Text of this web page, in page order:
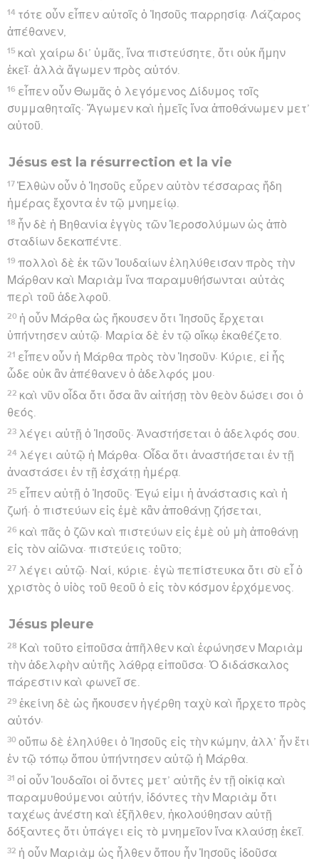
14 τότε οὖν εἶπεν αὐτοῖς ὁ Ἰησοῦς παρρησίᾳ· Λάζαρος
ἀπέθανεν,
15 καὶ χαίρω δι’ ὑμᾶς, ἵνα πιστεύσητε, ὅτι οὐκ ἤμην
ἐκεῖ· ἀλλὰ ἄγωμεν πρὸς αὐτόν.
16 εἶπεν οὖν Θωμᾶς ὁ λεγόμενος Δίδυμος τοῖς
συμμαθηταῖς· Ἄγωμεν καὶ ἡμεῖς ἵνα ἀποθάνωμεν μετ’
αὐτοῦ.
Jésus est la résurrection et la vie
17 Ἐλθὼν οὖν ὁ Ἰησοῦς εὗρεν αὐτὸν τέσσαρας ἤδη
ἡμέρας ἔχοντα ἐν τῷ μνημείῳ.
18 ἦν δὲ ἡ Βηθανία ἐγγὺς τῶν Ἱεροσολύμων ὡς ἀπὸ
σταδίων δεκαπέντε.
19 πολλοὶ δὲ ἐκ τῶν Ἰουδαίων ἐληλύθεισαν πρὸς τὴν
Μάρθαν καὶ Μαριὰμ ἵνα παραμυθήσωνται αὐτὰς
περὶ τοῦ ἀδελφοῦ.
20 ἡ οὖν Μάρθα ὡς ἤκουσεν ὅτι Ἰησοῦς ἔρχεται
ὑπήντησεν αὐτῷ· Μαρία δὲ ἐν τῷ οἴκῳ ἐκαθέζετο.
21 εἶπεν οὖν ἡ Μάρθα πρὸς τὸν Ἰησοῦν· Κύριε, εἰ ἦς
ὧδε οὐκ ἂν ἀπέθανεν ὁ ἀδελφός μου·
22 καὶ νῦν οἶδα ὅτι ὅσα ἂν αἰτήσῃ τὸν θεὸν δώσει σοι ὁ
θεός.
23 λέγει αὐτῇ ὁ Ἰησοῦς· Ἀναστήσεται ὁ ἀδελφός σου.
24 λέγει αὐτῷ ἡ Μάρθα· Οἶδα ὅτι ἀναστήσεται ἐν τῇ
ἀναστάσει ἐν τῇ ἐσχάτῃ ἡμέρᾳ.
25 εἶπεν αὐτῇ ὁ Ἰησοῦς· Ἐγώ εἰμι ἡ ἀνάστασις καὶ ἡ
ζωή· ὁ πιστεύων εἰς ἐμὲ κἂν ἀποθάνῃ ζήσεται,
26 καὶ πᾶς ὁ ζῶν καὶ πιστεύων εἰς ἐμὲ οὐ μὴ ἀποθάνῃ
εἰς τὸν αἰῶνα· πιστεύεις τοῦτο;
27 λέγει αὐτῷ· Ναί, κύριε· ἐγὼ πεπίστευκα ὅτι σὺ εἶ ὁ
χριστὸς ὁ υἱὸς τοῦ θεοῦ ὁ εἰς τὸν κόσμον ἐρχόμενος.
Jésus pleure
28 Καὶ τοῦτο εἰποῦσα ἀπῆλθεν καὶ ἐφώνησεν Μαριὰμ
τὴν ἀδελφὴν αὐτῆς λάθρᾳ εἰποῦσα· Ὁ διδάσκαλος
πάρεστιν καὶ φωνεῖ σε.
29 ἐκείνη δὲ ὡς ἤκουσεν ἠγέρθη ταχὺ καὶ ἤρχετο πρὸς
αὐτόν·
30 οὔπω δὲ ἐληλύθει ὁ Ἰησοῦς εἰς τὴν κώμην, ἀλλ’ ἦν ἔτι
ἐν τῷ τόπῳ ὅπου ὑπήντησεν αὐτῷ ἡ Μάρθα.
31 οἱ οὖν Ἰουδαῖοι οἱ ὄντες μετ’ αὐτῆς ἐν τῇ οἰκίᾳ καὶ
παραμυθούμενοι αὐτήν, ἰδόντες τὴν Μαριὰμ ὅτι
ταχέως ἀνέστη καὶ ἐξῆλθεν, ἠκολούθησαν αὐτῇ
δόξαντες ὅτι ὑπάγει εἰς τὸ μνημεῖον ἵνα κλαύσῃ ἐκεῖ.
32 ἡ οὖν Μαριὰμ ὡς ἦλθεν ὅπου ἦν Ἰησοῦς ἰδοῦσα